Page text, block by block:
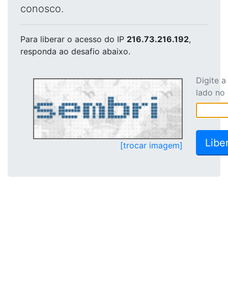
conosco.
Para liberar o acesso do IP 216.73.216.192,
responda ao desafio abaixo.
[trocar imagem]
Digite
lado no